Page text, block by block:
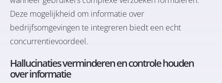
Deze mogelijkheid om informatie over
bedrijfsomgevingen te integreren biedt een echt
concurrentievoordeel.
Hallucinaties verminderen en controle houden
over informatie